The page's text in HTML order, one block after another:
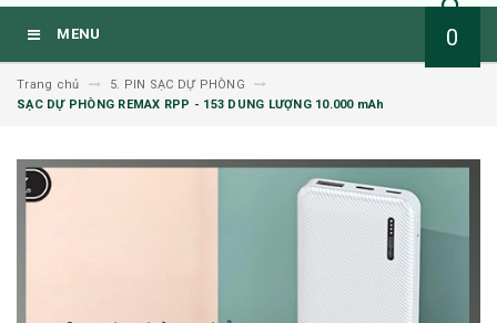
MENU 0
Trang chủ
5. PIN SẠC DỰ PHÒNG
SẠC DỰ PHÒNG REMAX RPP - 153 DUNG LƯỢNG 10.000 mAh